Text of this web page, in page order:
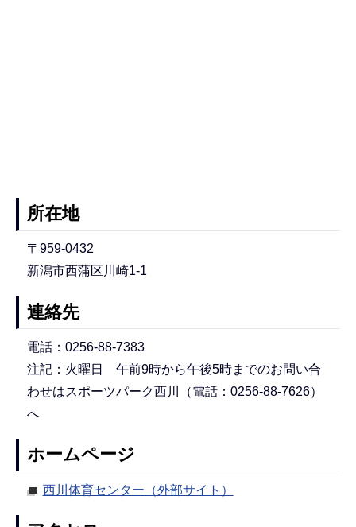
所在地
〒959-0432
新潟市西蒲区川崎1-1
連絡先
電話：0256-88-7383
注記：火曜日 午前9時から午後5時までのお問い合
わせはスポーツパーク西川（電話：0256-88-7626）
へ
ホームページ
西川体育センター（外部サイト）